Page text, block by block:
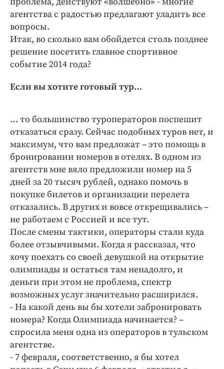
агентства с радостью предлагают уладить все
вопросы.
Итак, во сколько вам обойдется столь позднее
решение посетить главное спортивное
событие 2014 года?
Если вы хотите готовый тур…
… то большинство туроператоров поспешит
отказаться сразу. Сейчас подобных туров нет, и
максимум, что вам предложат – это помощь в
бронировании номеров в отелях. В одном из
агентств мне вяло предложили номер на 5
дней за 20 тысяч рублей, однако помочь в
покупке билетов и организации перелета
отказались. В других и вовсе открещивались –
не работаем с Россией и все тут.
После смены тактики, операторы стали куда
более отзывчивыми. Когда я рассказал, что
хочу поехать со своей девушкой на открытие
олимпиады и остаться там ненадолго, и
деньги при этом не проблема, спектр
возможных услуг значительно расширился.
- На какой день вы бы хотели забронировать
номера? Когда Олимпиада начинается? –
спросила меня одна из операторов в тульском
агентстве.
- 7 февраля, соответственно, я бы хотел